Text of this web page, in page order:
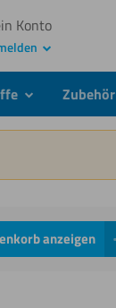
Konto
submenuZubehör
anzeigen